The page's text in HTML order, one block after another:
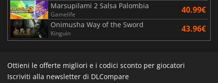
Marsupilami 2 Salsa Palombia
Gamelife 40.99€
Onimusha Way of the Sword
Kinguin 43.96€
Ottieni le offerte migliori e i codici sconto per giocatori
Iscriviti alla newsletter di DLCompare